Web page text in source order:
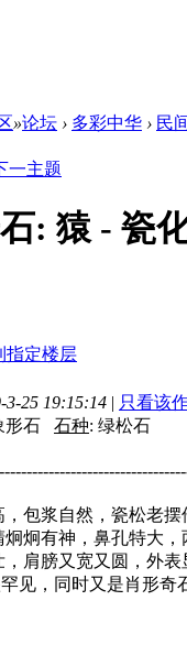
»论坛 › 多彩中华 › 民
: 猿 - 瓷
3-25 19:15:14 | 只看该
形石 石种: 绿松石
包浆自然，瓷松老
炯有神，鼻孔特大
肩膀又宽又圆，外
见，同时又是肖形